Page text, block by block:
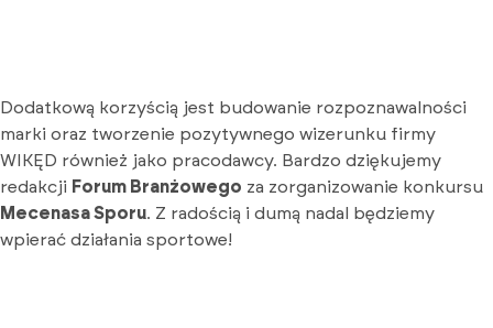
Dodatkową korzyścią jest budowanie rozpoznawalności
marki oraz tworzenie pozytywnego wizerunku firmy
WIKĘD również jako pracodawcy. Bardzo dziękujemy
redakcji Forum Branżowego za zorganizowanie konkursu
Mecenasa Sporu. Z radością i dumą nadal będziemy
wpierać działania sportowe!